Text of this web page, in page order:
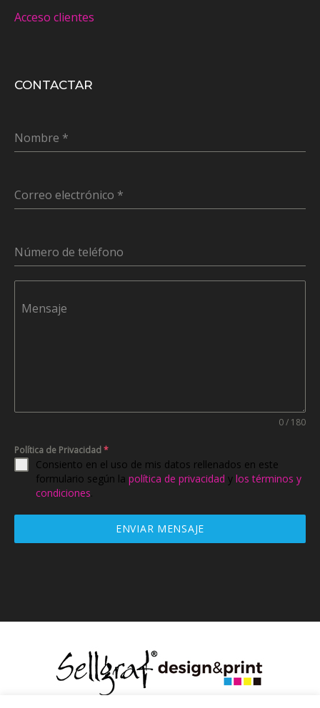
Acceso clientes
CONTACTAR
Nombre *
Correo electrónico *
Número de teléfono
Mensaje
0 / 180
Política de Privacidad *
Consiento en el uso de mis datos rellenados en este
formulario según la política de privacidad y los términos y
condiciones.
ENVIAR MENSAJE